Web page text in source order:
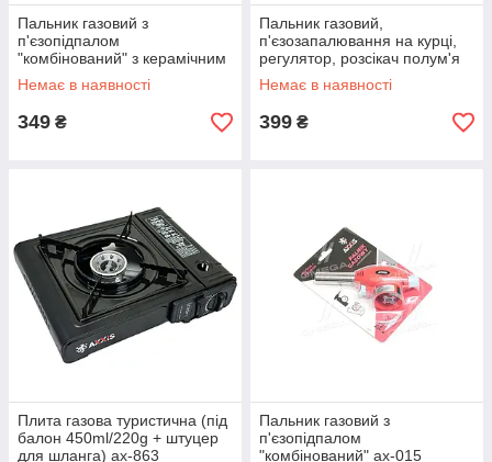
Пальник газовий з
п'єзопідпалом
"комбінований" з керамічним
елементом та розсікачем ax-
017
Немає в наявності
349 ₴
Пальник газовий,
п'єзозапалювання на курці,
регулятор, розсікач полум'я
ax-014
Немає в наявності
399 ₴
Плита газова туристична (під
балон 450ml/220g + штуцер
для шланга) ax-863
Пальник газовий з
п'єзопідпалом
"комбінований" ax-015